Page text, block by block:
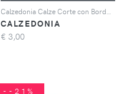
CALZEDONIA
€ 3,00
--21%